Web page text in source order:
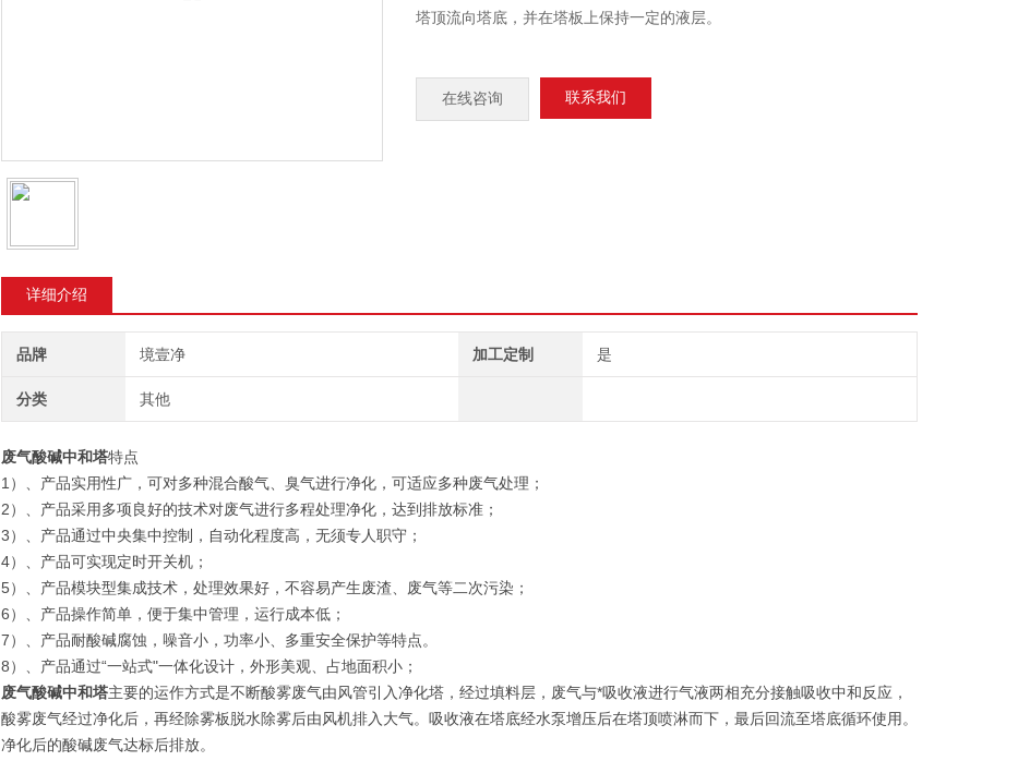
塔顶流向塔底，并在塔板上保持一定的液层。
在线咨询 联系我们
详细介绍
品牌 境壹净 加工定制 是
分类 其他
废气酸碱中和塔特点
1）、产品实用性广，可对多种混合酸气、臭气进行净化，可适应多种废气处理；
2）、产品采用多项良好的技术对废气进行多程处理净化，达到排放标准；
3）、产品通过中央集中控制，自动化程度高，无须专人职守；
4）、产品可实现定时开关机；
5）、产品模块型集成技术，处理效果好，不容易产生废渣、废气等二次污染；
6）、产品操作简单，便于集中管理，运行成本低；
7）、产品耐酸碱腐蚀，噪音小，功率小、多重安全保护等特点。
8）、产品通过“一站式"一体化设计，外形美观、占地面积小；
废气酸碱中和塔主要的运作方式是不断酸雾废气由风管引入净化塔，经过填料层，废气与*吸收液进行气液两相充分接触吸收中和反应，
酸雾废气经过净化后，再经除雾板脱水除雾后由风机排入大气。吸收液在塔底经水泵增压后在塔顶喷淋而下，最后回流至塔底循环使用。
净化后的酸碱废气达标后排放。